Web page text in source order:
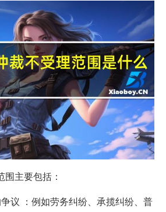
围主要包括：
议 ：例如劳务纠纷、承揽纠纷、普